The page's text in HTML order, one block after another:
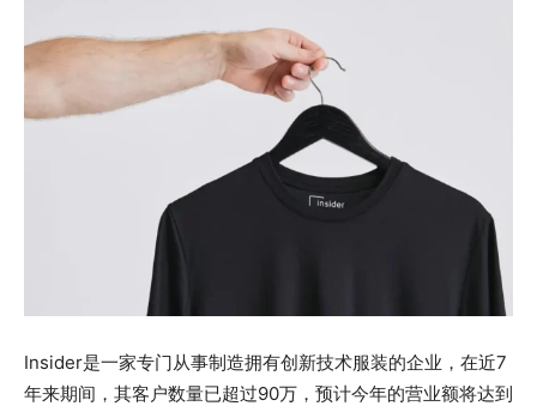
Insider是一家专门从事制造拥有创新技术服装的企业，在近7
年来期间，其客户数量已超过90万，预计今年的营业额将达到